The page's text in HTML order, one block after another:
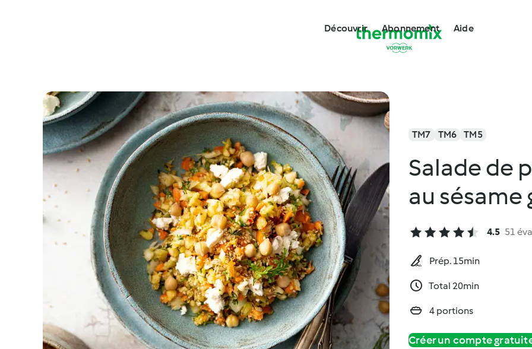
Découvrir Abonnement Aide
TM7 TM6 TM5
Salade de
au sésame
4.5 51
Prép. 15min
Total 20min
4 portions
Créer un compte